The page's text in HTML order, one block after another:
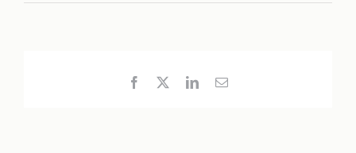
Facebook LinkedIn
E-